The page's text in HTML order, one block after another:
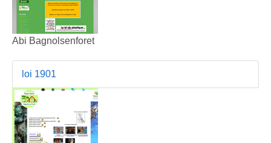
Abi Bagnolsenforet
loi 1901